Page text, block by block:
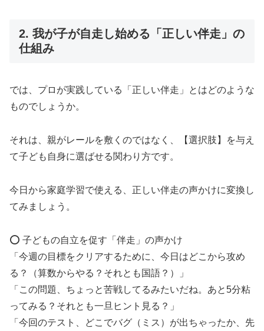
2. 我が子が自走し始める「正しい伴走」の
仕組み
では、プロが実践している「正しい伴走」とはどのような
ものでしょうか。
それは、親がレールを敷くのではなく、【選択肢】を与え
て子ども自身に選ばせる関わり方です。
今日から家庭学習で使える、正しい伴走の声かけに変換し
てみましょう。
⭕ 子どもの自立を促す「伴走」の声かけ
「今週の目標をクリアするために、今日はどこから攻め
る？（算数からやる？それとも国語？）」
「この問題、ちょっと苦戦してるみたいだね。あと5分粘
ってみる？それとも一旦ヒント見る？」
「今回のテスト、どこでバグ（ミス）が出ちゃったか、先